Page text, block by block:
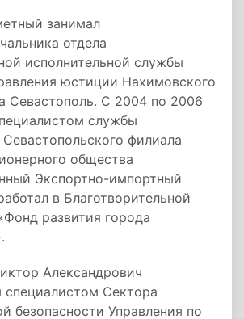
занимал
отдела
исполнительной службы
юстиции Нахимовского
Севастополь. С 2004 по 2006
службы
филиала
общества
Экспортно-импортный
в Благотворительной
развития города
Александрович
Сектора
безопасности Управления по